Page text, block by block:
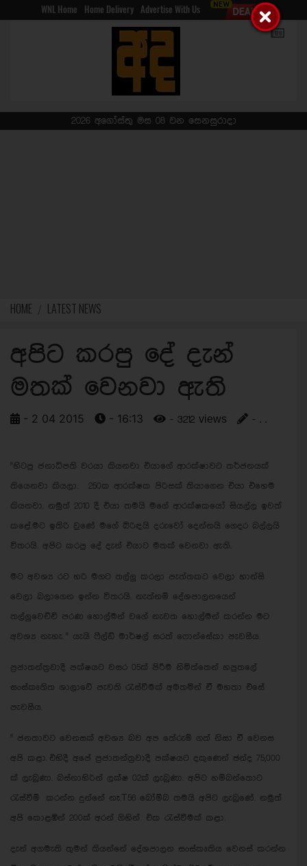
WNL Home Home Delivery Advertise With Us
2026 අගෝස්තු මස 08 වන සෙනසුරාදා
HOME LATEST NEWS
අපිට කරපු දේ දැන්
මතක් වෙනවා ඇති
- 2 04 2015 - 16:13 - 3212 views - . .
හිටපු ජනාධිපති වරයා කියනවා එයාගේ ආරක්ෂාවට තර්ජනයක්
තියෙනවා කියලා. 250ක ආරක්ෂක පිරිසක් තියාගෙන එයා එහෙම
කියනවා. නමුත් 2010 දී එයා තමයි මගේ ආරක්ෂකයෝ සියල්ල ඉවත්
කළේ. මට ඉතිරි වුණේ මගේ බිරිඳයි දරුවෝ දෙන්නයි ගෙදර බල්ලයි
විතරයි. අපිට කරපු දේ දැන් එයාට මතක් වෙනවා ඇති.
මට අවශ්‍ය රට හරි මගට තල්ලු කරලා පැත්තකට වෙලා හාන්සි
වෙලා බලාගෙන ඉන්න විතරයි. නැත්නම් දේශපාලනයෙන්
තල්ලුවෙච්චි පරණ හොල්මන් වගේ නැවත හොල්මන් කරන්න මට
අවශ්‍ය නැහැ. " යැයි ෆීල්ඩ් මාර්ෂල් සරත් ෆොන්සේකා පැවසීය.
ප්‍රජාතන්ත්‍රවාදී පක්ෂයට වසර 05ක් පිරීම නිමිත්තෙන් හපුතලේ
සංස්කෘතිත ශාලාවේ පැවති රැස්වීමක් අමතමින් ඒ මහතා එසේ
පැවසීය.
" ජනතාවට වෙනසක් අවශ්‍ය බව අප තේරුම් ගත් නිසා ඒ වෙනස
අපි කළා. එහිදී අපේ ප්‍රජාතන්ත්‍රවාදී පක්ෂයට දකුණෙන් ඡන්ද 75,000
ක් ලැබුණා. බස්නාහිරින් ලක්ෂ 02ක් ලැබුණා. අපිට හම්බන්තොට
රැස්වීම් කරන්න දුන්නේ නෑ.T56 බෝම්බ තමයි අපිට ලැබුණේ. නමුත්
අපි කොළඹින් 200ක් අරන් ගිහින් එක රැස්වීමක් කළා.
දැන් අගමැති තුමන් කියන්නේ දේශපාලන සංස්කෘතිය වෙනස් කරන්න